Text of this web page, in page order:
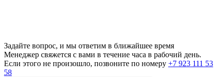
Задайте вопрос, и мы ответим в ближайшее время
Менеджер свяжется с вами в течение часа в рабочий день.
Если этого не произошло, позвоните по номеру +7 923 111 53
58